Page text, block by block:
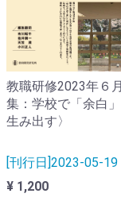
教職研修2023年６
集：学校で「余白
生み出す〉
[刊行日]2023-05-19
¥ 1,200